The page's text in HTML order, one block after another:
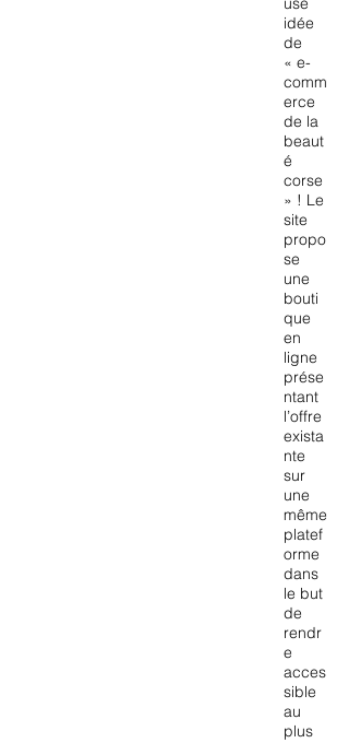
idée
de
« e-
comm
erce
de la
beaut
é
corse
» ! Le
site
propo
se
une
bouti
que
en
ligne
prése
ntant
l’offre
exista
nte
sur
une
même
platef
orme
dans
le but
de
rendr
e
acces
sible
au
plus